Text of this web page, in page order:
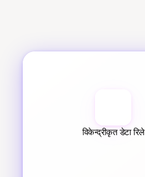
विकेन्द्रीकृत डेटा रिले